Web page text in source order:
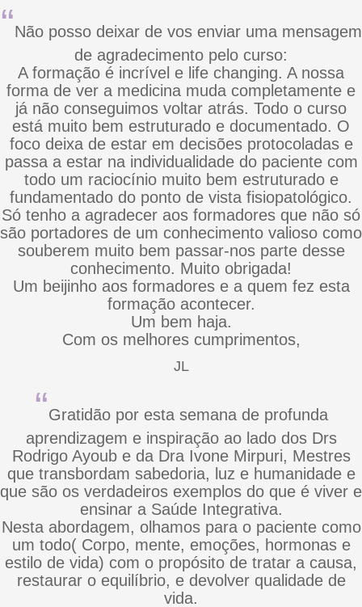
“Não posso deixar de vos enviar uma mensagem
de agradecimento pelo curso:
A formação é incrível e life changing. A nossa
forma de ver a medicina muda completamente e
já não conseguimos voltar atrás. Todo o curso
está muito bem estruturado e documentado. O
foco deixa de estar em decisões protocoladas e
passa a estar na individualidade do paciente com
todo um raciocínio muito bem estruturado e
fundamentado do ponto de vista fisiopatológico.
Só tenho a agradecer aos formadores que não só
são portadores de um conhecimento valioso como
souberem muito bem passar-nos parte desse
conhecimento. Muito obrigada!
Um beijinho aos formadores e a quem fez esta
formação acontecer.
Um bem haja.
Com os melhores cumprimentos,
JL
“Gratidão por esta semana de profunda
aprendizagem e inspiração ao lado dos Drs
Rodrigo Ayoub e da Dra Ivone Mirpuri, Mestres
que transbordam sabedoria, luz e humanidade e
que são os verdadeiros exemplos do que é viver e
ensinar a Saúde Integrativa.
Nesta abordagem, olhamos para o paciente como
um todo( Corpo, mente, emoções, hormonas e
estilo de vida) com o propósito de tratar a causa,
restaurar o equilíbrio, e devolver qualidade de
vida.